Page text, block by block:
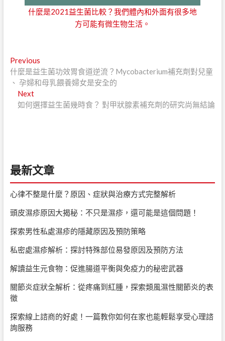
什麼是2021益生菌比較？我們體內和外面有很多地
方可能有微生物生活。
文
章
導
覽
PreviousPrevious
post:
什麼是益生菌功效胃食道逆流？Mycobacterium補充劑對兒童
、 孕婦和母乳餵養婦女是安全的
NextNext
post:
如何選擇益生菌幾時食？ 對甲狀腺素補充劑的研究尚無結論
最新文章
心律不整是什麼？原因、症狀與治療方式完整解析
頭皮濕疹原因大揭秘：不只是濕疹，還可能是這個問題！
探索男性私處濕疹的隱藏原因及預防策略
私密處濕疹解析：探討特殊部位易發原因及預防方法
解讀益生元食物：促進腸道平衡與免疫力的秘密武器
關節炎症狀全解析：從疼痛到紅腫，探索類風濕性關節炎的表
徵
探索線上諮商的好處！一篇教你如何在家也能輕鬆享受心理諮
詢服務